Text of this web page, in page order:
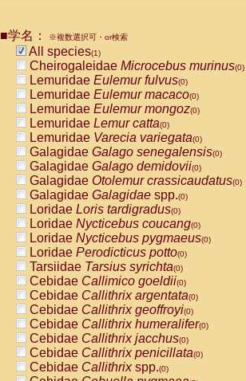
CebidaeCebus nigrivittatus
CebidaeCebus
CebidaeSaimiri boliviensis(0)
CebidaeSaimiri sciureus(0)
AtelidaeAlouatta caraya(0)
AtelidaeAlouatta fusca(0)
AtelidaeAlouatta seniculus
AtelidaeAlouattaspp.(0)
AtelidaeAteles belzebuth(0)
AtelidaeAteles geoffroyi(0)
AtelidaeAteles paniscus(0)
AtelidaeAtelesspp.(0)
Atelidae Lagothrix lagothricha
AtelidaeLagothrix lagothricha cana
PitheciidaeCacajao calvus
PitheciidaeCallicebus cupreus
PitheciidaeCallicebus donacophilus
PitheciidaeCallicebus moloch
PitheciidaeCallicebus torquatus
PitheciidaeCallicebusspp.(0)
PitheciidaeChiropotes satanas(0)
PitheciidaePithecia monachus
PitheciidaePithecia pithecia(0)
CercopithecidaeCercocebus agilis
■学名： ※複数選択可・or検索
All species(1)
Cheirogaleidae Microcebus murinus(0)
Lemuridae Eulemur fulvus(0)
Lemuridae Eulemur macaco(0)
Lemuridae Eulemur mongoz(0)
Lemuridae Lemur catta(0)
Lemuridae Varecia variegata(0)
Galagidae Galago senegalensis(0)
Galagidae Galago demidovii(0)
Galagidae Otolemur crassicaudatus(0)
Galagidae Galagidae spp.(0)
Loridae Loris tardigradus(0)
Loridae Nycticebus coucang(0)
Loridae Nycticebus pygmaeus(0)
Loridae Perodicticus potto(0)
Tarsiidae Tarsius syrichta(0)
Cebidae Callimico goeldii(0)
Cebidae Callithrix argentata(0)
Cebidae Callithrix geoffroyi(0)
Cebidae Callithrix humeralifer(0)
Cebidae Callithrix jacchus(0)
Cebidae Callithrix penicillata(0)
Cebidae Callithrixspp.(0)